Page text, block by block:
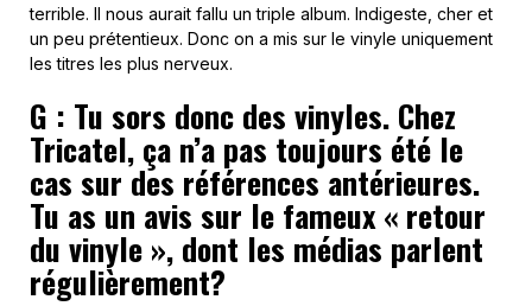
terrible. Il nous aurait fallu un triple album. Indigeste, cher et
un peu prétentieux. Donc on a mis sur le vinyle uniquement
les titres les plus nerveux.
G : Tu sors donc des vinyles. Chez
Tricatel, ça n’a pas toujours été le
cas sur des références antérieures.
Tu as un avis sur le fameux « retour
du vinyle », dont les médias parlent
régulièrement?